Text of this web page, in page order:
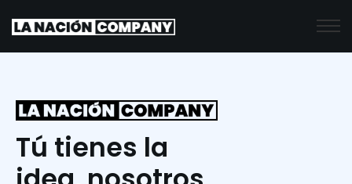
Tú tienes la